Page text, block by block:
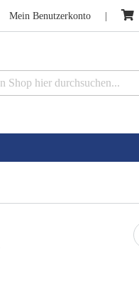
Mein Benutzerkonto